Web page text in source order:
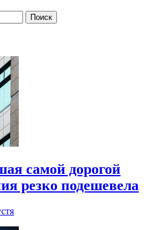
самой дорогой
резко подешевела